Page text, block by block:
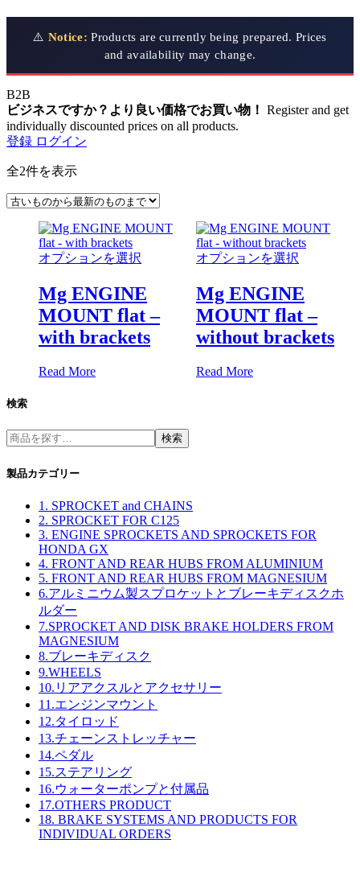
⚠️ Notice: Products are currently being prepared. Prices
and availability may change.
B2B
ビジネスですか？より良い価格でお買い物！ Register and get
individually discounted prices on all products.
登録 ログイン
全2件を表示
オプションを選択
Mg ENGINE
MOUNT flat –
with brackets
Read More
オプションを選択
Mg ENGINE
MOUNT flat –
without brackets
Read More
検索
検索
製品カテゴリー
1. SPROCKET and CHAINS
2. SPROCKET FOR C125
3. ENGINE SPROCKETS AND SPROCKETS FOR
HONDA GX
4. FRONT AND REAR HUBS FROM ALUMINIUM
5. FRONT AND REAR HUBS FROM MAGNESIUM
6.アルミニウム製スプロケットとブレーキディスクホ
ルダー
7.SPROCKET AND DISK BRAKE HOLDERS FROM
MAGNESIUM
8.ブレーキディスク
9.WHEELS
10.リアアクスルとアクセサリー
11.エンジンマウント
12.タイロッド
13.チェーンストレッチャー
14.ペダル
15.ステアリング
16.ウォーターポンプと付属品
17.OTHERS PRODUCT
18. BRAKE SYSTEMS AND PRODUCTS FOR
INDIVIDUAL ORDERS